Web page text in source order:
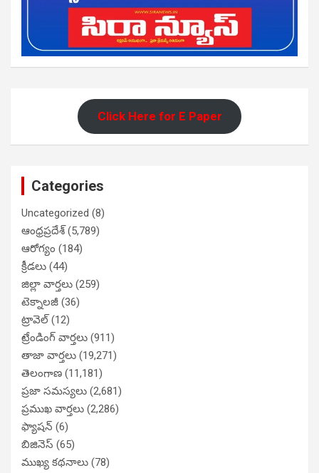
Click Here for E Paper
Categories
Uncategorized (8)
ఆంధ్రప్రదేశ్(5,789)
ఆరోగ్యం (184)
క్రీడలు (44)
జిల్లా వార్తలు (259)
టెక్నాలజీ (36)
ట్రావెల్(12)
ట్రేండింగ్ వార్తలు (911)
తాజా వార్తలు (19,271)
తెలంగాణ (11,181)
ప్రజా సమస్యలు (2,681)
ప్రముఖ వార్తలు (2,286)
ఫ్యాషన్ (6)
బిజినెస్ (65)
ముఖ్య కథనాలు (78)